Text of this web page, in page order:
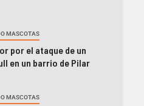
MASCOTAS
por el ataque de un
en un barrio de Pilar
MASCOTAS